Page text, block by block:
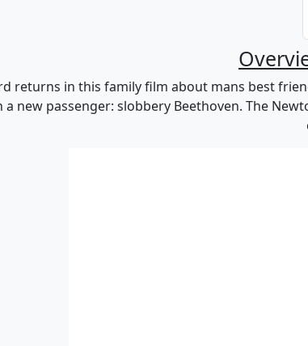
returns in this family film about mans best
a new passenger: slobbery Beethoven. The